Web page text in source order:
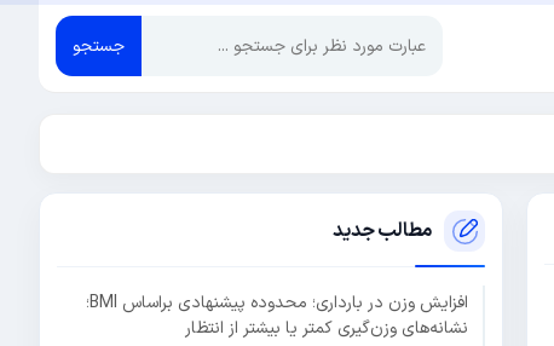
جستجو
مطالب جدید
افزایش وزن در بارداری؛ محدوده پیشنهادی براساس BMI؛
نشانه‌های وزن‌گیری کمتر یا بیشتر از انتظار